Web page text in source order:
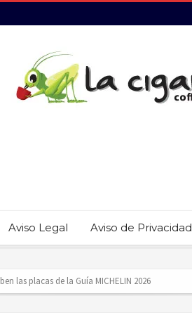
Aviso Legal Aviso de Privacidad
infantil en Cabo San Lucas